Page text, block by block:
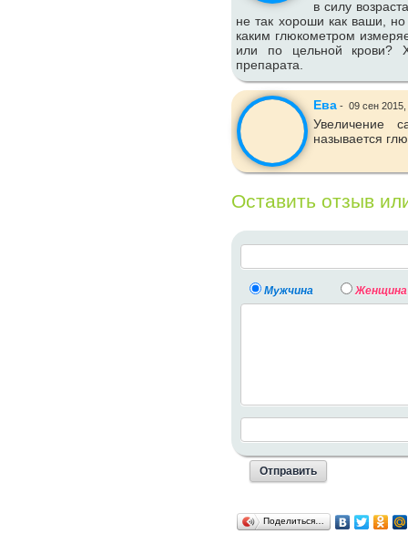
в силу
не так хороши как ваши,
каким глюкометром
или по цельной крови?
препарата.
Ева - 09 сен 2015,
Увеличение
называется
Оставить отзыв
Мужчина Женщина
Поделиться…